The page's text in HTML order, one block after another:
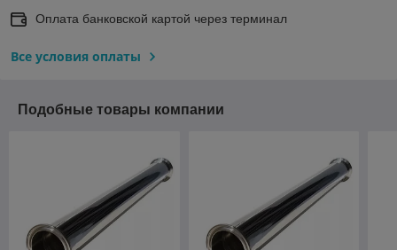
Оплата банковской картой через терминал
Все условия оплаты
Подобные товары компании